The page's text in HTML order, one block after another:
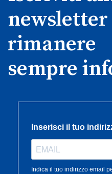
rimanere
sempre